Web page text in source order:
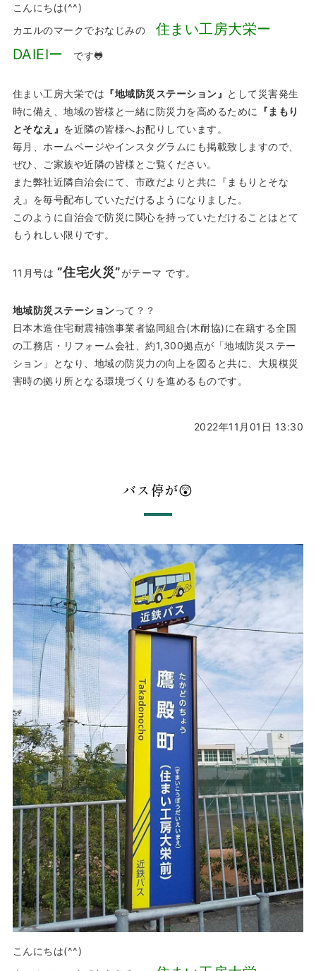
こんにちは(^^)
カエルのマークでおなじみの 住まい工房大栄ー
DAIEIー
です🐸
住まい工房大栄では 『地域防災ステーション』 として災害発生
時に備え、地域の皆様と一緒に防災力を高めるために
『まもり
とそなえ』 を近隣の皆様へお配りしています。
毎月、ホームページやインスタグラムにも掲載致しますので、
ぜひ、ご家族や近隣の皆様とご覧ください。
また弊社近隣自治会にて、市政だよりと共に『まもりとそな
え』を毎号配布していただけるようになりました。
このように自治会で防災に関心を持っていただけることはとて
もうれしい限りです。
11月号は ”住宅火災”がテーマ です。
地域防災ステーションって？？
日本木造住宅耐震補強事業者協同組合(木耐協)に在籍する全国
の工務店・リフォーム会社、約1,300拠点が「地域防災ステー
ション」となり、地域の防災力の向上を図ると共に、大規模災
害時の拠り所となる環境づくりを進めるものです。
2022年11月01日 13:30
バス停が😲
こんにちは(^^)